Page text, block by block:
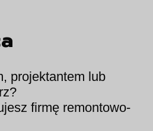
projektantem lub
firmę remontowo-